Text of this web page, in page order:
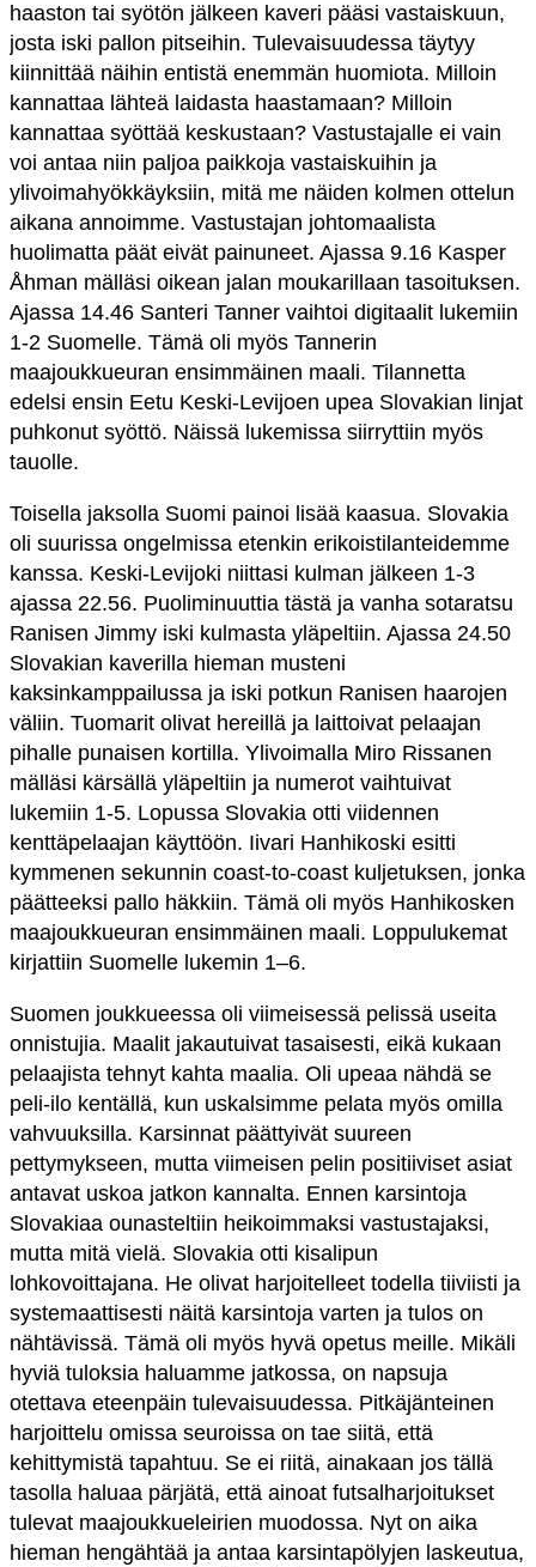
haaston tai syötön jälkeen kaveri pääsi vastaiskuun,
josta iski pallon pitseihin. Tulevaisuudessa täytyy
kiinnittää näihin entistä enemmän huomiota. Milloin
kannattaa lähteä laidasta haastamaan? Milloin
kannattaa syöttää keskustaan? Vastustajalle ei vain
voi antaa niin paljoa paikkoja vastaiskuihin ja
ylivoimahyökkäyksiin, mitä me näiden kolmen ottelun
aikana annoimme. Vastustajan johtomaalista
huolimatta päät eivät painuneet. Ajassa 9.16 Kasper
Åhman mälläsi oikean jalan moukarillaan tasoituksen.
Ajassa 14.46 Santeri Tanner vaihtoi digitaalit lukemiin
1-2 Suomelle. Tämä oli myös Tannerin
maajoukkueuran ensimmäinen maali. Tilannetta
edelsi ensin Eetu Keski-Levijoen upea Slovakian linjat
puhkonut syöttö. Näissä lukemissa siirryttiin myös
tauolle.
Toisella jaksolla Suomi painoi lisää kaasua. Slovakia
oli suurissa ongelmissa etenkin erikoistilanteidemme
kanssa. Keski-Levijoki niittasi kulman jälkeen 1-3
ajassa 22.56. Puoliminuuttia tästä ja vanha sotaratsu
Ranisen Jimmy iski kulmasta yläpeltiin. Ajassa 24.50
Slovakian kaverilla hieman musteni
kaksinkamppailussa ja iski potkun Ranisen haarojen
väliin. Tuomarit olivat hereillä ja laittoivat pelaajan
pihalle punaisen kortilla. Ylivoimalla Miro Rissanen
mälläsi kärsällä yläpeltiin ja numerot vaihtuivat
lukemiin 1-5. Lopussa Slovakia otti viidennen
kenttäpelaajan käyttöön. Iivari Hanhikoski esitti
kymmenen sekunnin coast-to-coast kuljetuksen, jonka
päätteeksi pallo häkkiin. Tämä oli myös Hanhikosken
maajoukkueuran ensimmäinen maali. Loppulukemat
kirjattiin Suomelle lukemin 1–6.
Suomen joukkueessa oli viimeisessä pelissä useita
onnistujia. Maalit jakautuivat tasaisesti, eikä kukaan
pelaajista tehnyt kahta maalia. Oli upeaa nähdä se
peli-ilo kentällä, kun uskalsimme pelata myös omilla
vahvuuksilla. Karsinnat päättyivät suureen
pettymykseen, mutta viimeisen pelin positiiviset asiat
antavat uskoa jatkon kannalta. Ennen karsintoja
Slovakiaa ounasteltiin heikoimmaksi vastustajaksi,
mutta mitä vielä. Slovakia otti kisalipun
lohkovoittajana. He olivat harjoitelleet todella tiiviisti ja
systemaattisesti näitä karsintoja varten ja tulos on
nähtävissä. Tämä oli myös hyvä opetus meille. Mikäli
hyviä tuloksia haluamme jatkossa, on napsuja
otettava eteenpäin tulevaisuudessa. Pitkäjänteinen
harjoittelu omissa seuroissa on tae siitä, että
kehittymistä tapahtuu. Se ei riitä, ainakaan jos tällä
tasolla haluaa pärjätä, että ainoat futsalharjoitukset
tulevat maajoukkueleirien muodossa. Nyt on aika
hieman hengähtää ja antaa karsintapölyjen laskeutua,